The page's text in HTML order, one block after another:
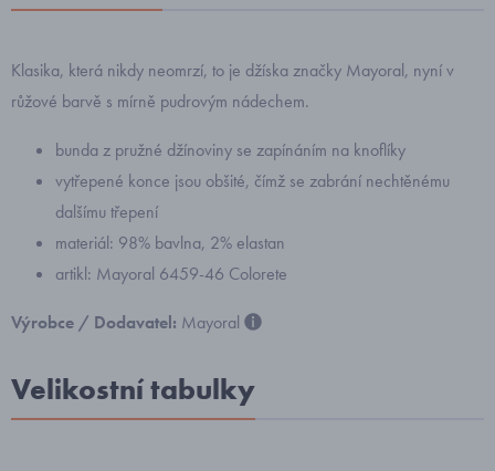
Klasika, která nikdy neomrzí, to je džíska značky Mayoral, nyní v
růžové barvě s mírně pudrovým nádechem.
bunda z pružné džínoviny se zapínáním na knoflíky
vytřepené konce jsou obšité, čímž se zabrání nechtěnému
dalšímu třepení
materiál: 98% bavlna, 2% elastan
artikl: Mayoral 6459-46 Colorete
Výrobce / Dodavatel: Mayoral
Velikostní tabulky